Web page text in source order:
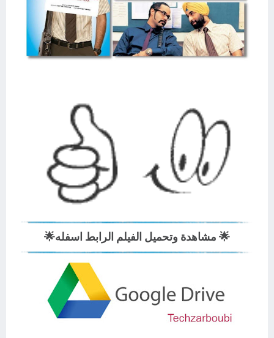
🌟مشاهدة وتحميل الفيلم الرابط اسفله 🌟